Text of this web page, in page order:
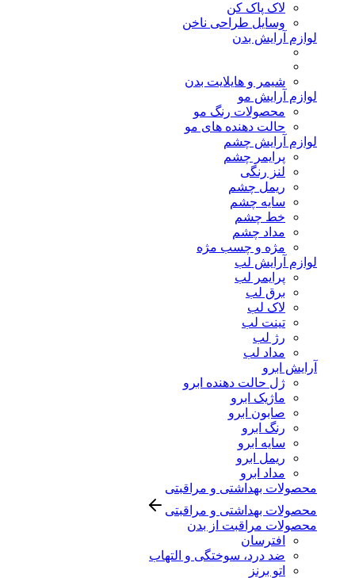
لاک پاک کن
وسایل طراحی ناخن
لوازم آرایش بدن
شیمر و هایلایت بدن
لوازم آرایش مو
محصولات رنگ مو
حالت دهنده های مو
لوازم آرایش چشم
پرایمر چشم
لنز رنگی
ریمل چشم
سایه چشم
خط چشم
مداد چشم
مژه و چسب مژه
لوازم آرایش لب
پرایمر لب
برق لب
لاک لب
تینت لب
رژ لب
مداد لب
آرایش ابرو
ژل حالت دهنده ابرو
ماژیک ابرو
صابون ابرو
رنگ ابرو
سایه ابرو
ریمل ابرو
مداد ابرو
محصولات بهداشتی و مراقبتی
محصولات بهداشتی و مراقبتی
محصولات مراقبت از بدن
افترسان
ضد درد، سوختگی و التهاب
اتو برنز